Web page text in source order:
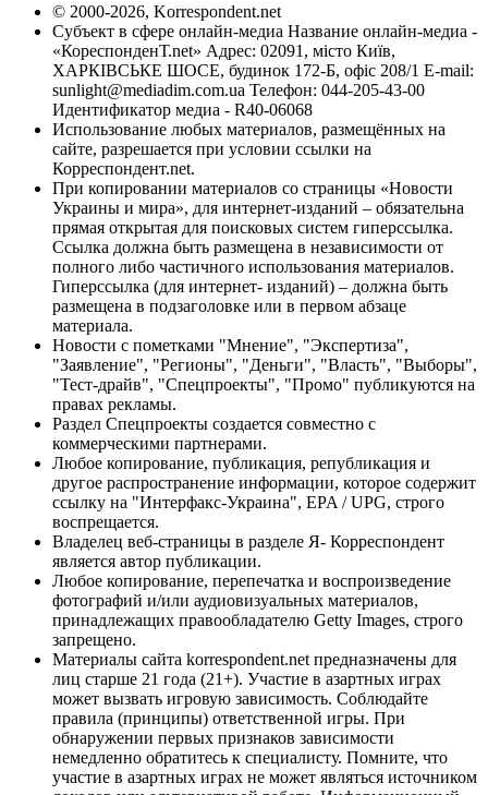
© 2000-2026, Korrespondent.net
Субъект в сфере онлайн-медиа Название онлайн-медиа -
«КореспонденТ.net» Адрес: 02091, місто Київ,
ХАРКІВСЬКЕ ШОСЕ, будинок 172-Б, офіс 208/1 E-mail:
sunlight@mediadim.com.ua Телефон: 044-205-43-00
Идентификатор медиа - R40-06068
Использование любых материалов, размещённых на
сайте, разрешается при условии ссылки на
Корреспондент.net.
При копировании материалов со страницы «Новости
Украины и мира», для интернет-изданий – обязательна
прямая открытая для поисковых систем гиперссылка.
Ссылка должна быть размещена в независимости от
полного либо частичного использования материалов.
Гиперссылка (для интернет- изданий) – должна быть
размещена в подзаголовке или в первом абзаце
материала.
Новости с пометками "Мнение", "Экспертиза",
"Заявление", "Регионы", "Деньги", "Власть", "Выборы",
"Тест-драйв", "Спецпроекты", "Промо" публикуются на
правах рекламы.
Раздел Спецпроекты создается совместно с
коммерческими партнерами.
Любое копирование, публикация, републикация и
другое распространение информации, которое содержит
ссылку на "Интерфакс-Украина", EPA / UPG, строго
воспрещается.
Владелец веб-страницы в разделе Я- Корреспондент
является автор публикации.
Любое копирование, перепечатка и воспроизведение
фотографий и/или аудиовизуальных материалов,
принадлежащих правообладателю Getty Images, строго
запрещено.
Материалы сайта korrespondent.net предназначены для
лиц старше 21 года (21+). Участие в азартных играх
может вызвать игровую зависимость. Соблюдайте
правила (принципы) ответственной игры. При
обнаружении первых признаков зависимости
немедленно обратитесь к специалисту. Помните, что
участие в азартных играх не может являться источником